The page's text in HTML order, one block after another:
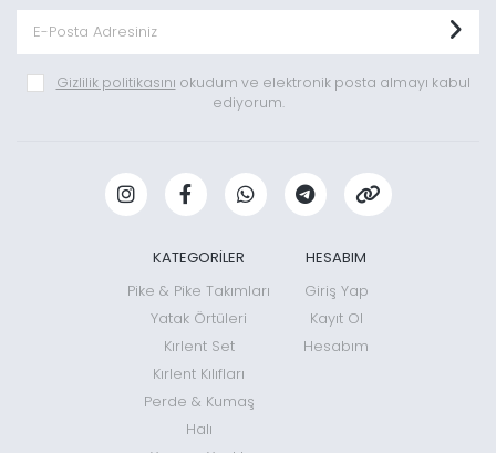
Gizlilik politikasını okudum ve elektronik posta almayı kabul
ediyorum.
KATEGORİLER
Pike & Pike Takımları
Yatak Örtüleri
Kırlent Set
Kırlent Kılıfları
Perde & Kumaş
Halı
HESABIM
Giriş Yap
Kayıt Ol
Hesabım